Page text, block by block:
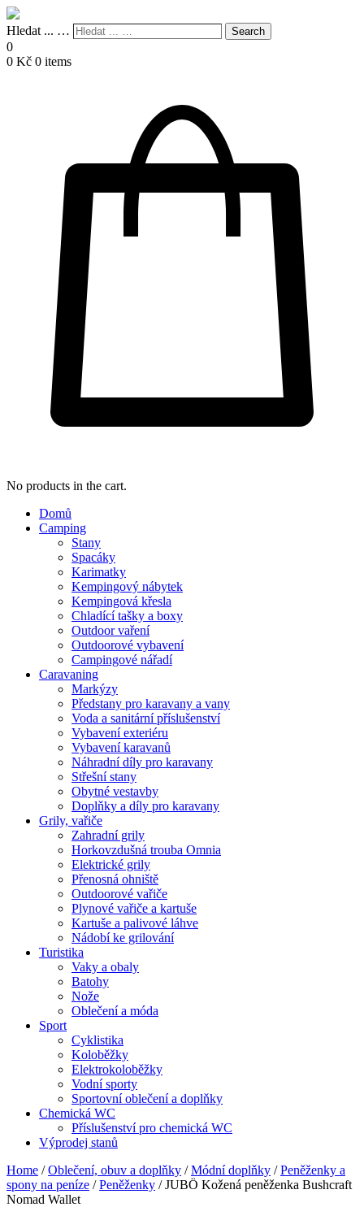
Hledat ... … Search
0
0 Kč 0 items
No products in the cart.
Domů
Camping
Stany
Spacáky
Karimatky
Kempingový nábytek
Kempingová křesla
Chladící tašky a boxy
Outdoor vaření
Outdoorové vybavení
Campingové nářadí
Caravaning
Markýzy
Předstany pro karavany a vany
Voda a sanitární příslušenství
Vybavení exteriéru
Vybavení karavanů
Náhradní díly pro karavany
Střešní stany
Obytné vestavby
Doplňky a díly pro karavany
Grily, vařiče
Zahradní grily
Horkovzdušná trouba Omnia
Elektrické grily
Přenosná ohniště
Outdoorové vařiče
Plynové vařiče a kartuše
Kartuše a palivové láhve
Nádobí ke grilování
Turistika
Vaky a obaly
Batohy
Nože
Oblečení a móda
Sport
Cyklistika
Koloběžky
Elektrokoloběžky
Vodní sporty
Sportovní oblečení a doplňky
Chemická WC
Příslušenství pro chemická WC
Výprodej stanů
Home /Oblečení, obuv a doplňky /Módní doplňky /Peněženky a
spony na peníze /Peněženky / JUBÖ Kožená peněženka Bushcraft
Nomad Wallet